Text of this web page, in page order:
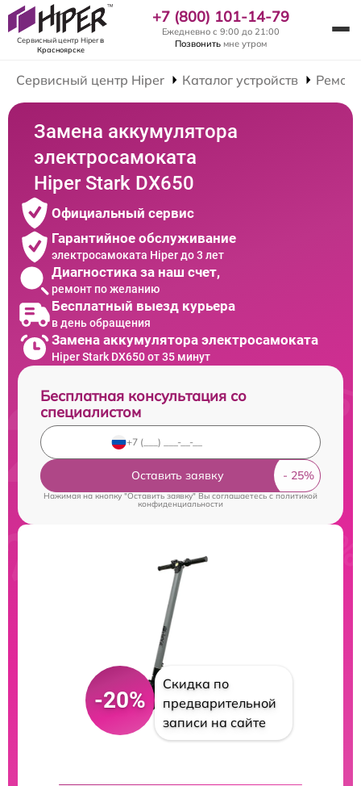
Сервисный центр Hiperв
Красноярске
+7 (800) 101-14-79
Ежедневно с 9:00 до 21:00
Позвонить мне утром
Сервисный центр Hiper Каталог устройств
Замена аккумулятора
электросамоката
Hiper Stark DX650
Официальный сервис
Гарантийное обслуживание
электросамоката Hiper до 3 лет
Диагностика за наш счет,
ремонт по желанию
Бесплатный выезд курьера
в день обращения
Замена аккумулятора электросамоката
Hiper Stark DX650 от 35 минут
Бесплатная консультация со
специалистом
Оставить заявку
Нажимая на кнопку "Оставить заявку" Вы соглашаетесь cполитикой
конфиденциальности
-20%
Скидка по
предварительной
записи на сайте